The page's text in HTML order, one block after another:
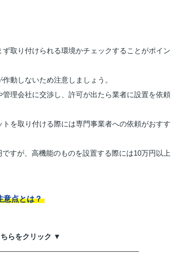
取り付けられる環境かチェックすることがポイン
動しないため注意しましょう。
理会社に交渉し、許可が出たら業者に設置を依頼
を取り付ける際には専門事業者への依頼がおすす
すが、高機能のものを設置する際には10万円以上
意点とは？
らをクリック ▼